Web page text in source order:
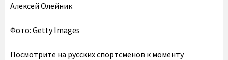
Алексей Олейник
Фото: Getty Images
Посмотрите на русских спортсменов к моменту